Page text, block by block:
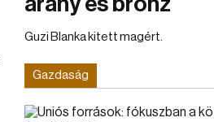
Guzi Blanka kitett magért.
Gazdaság